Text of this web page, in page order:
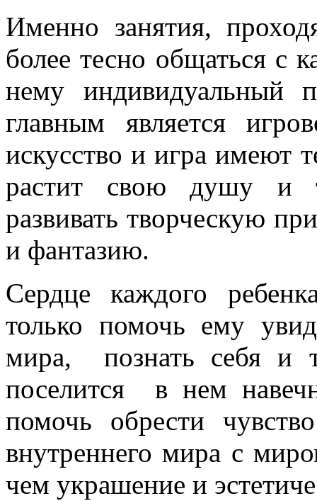
Именно занятия,
более тесно общаться с
нему индивидуальный
главным является
искусство и игра имеют
растит свою душу и
развивать творческую
и фантазию.
Сердце каждого
только помочь ему
мира, познать себя и
поселится в нем
помочь обрести
внутреннего мира с
чем украшение и